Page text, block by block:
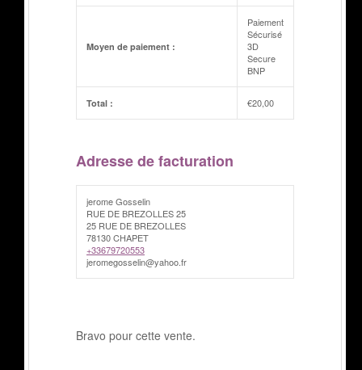
Moyen de paiement :
Paiement
Sécurisé
3D
Secure
BNP
Total : €20,00
Adresse de facturation
jerome Gosselin
RUE DE BREZOLLES 25
25 RUE DE BREZOLLES
78130 CHAPET
+33679720553
jeromegosselin@yahoo.fr
Bravo pour cette vente.